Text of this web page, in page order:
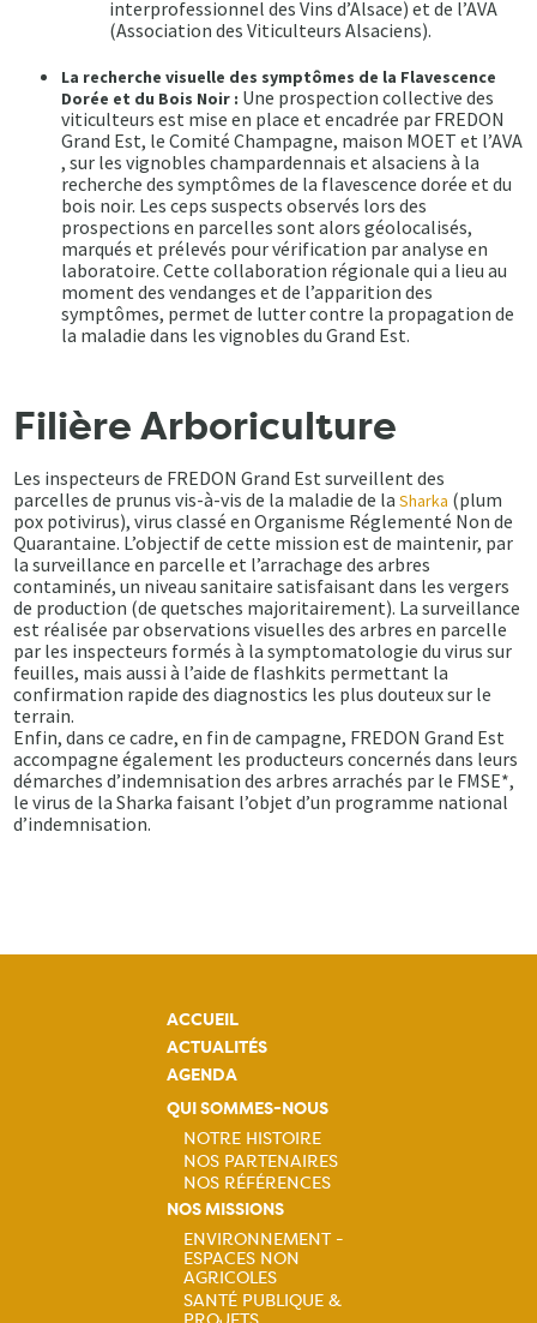
interprofessionnel des Vins d’Alsace) et de l’AVA
(Association des Viticulteurs Alsaciens).
La recherche visuelle des symptômes de la Flavescence
Dorée et du Bois Noir : Une prospection collective des
viticulteurs est mise en place et encadrée par FREDON
Grand Est, le Comité Champagne, maison MOET et l’AVA
, sur les vignobles champardennais et alsaciens à la
recherche des symptômes de la flavescence dorée et du
bois noir. Les ceps suspects observés lors des
prospections en parcelles sont alors géolocalisés,
marqués et prélevés pour vérification par analyse en
laboratoire. Cette collaboration régionale qui a lieu au
moment des vendanges et de l’apparition des
symptômes, permet de lutter contre la propagation de
la maladie dans les vignobles du Grand Est.
Filière Arboriculture
Les inspecteurs de FREDON Grand Est surveillent des
parcelles de prunus vis-à-vis de la maladie de laSharka (plum
pox potivirus), virus classé en Organisme Réglementé Non de
Quarantaine. L’objectif de cette mission est de maintenir, par
la surveillance en parcelle et l’arrachage des arbres
contaminés, un niveau sanitaire satisfaisant dans les vergers
de production (de quetsches majoritairement). La surveillance
est réalisée par observations visuelles des arbres en parcelle
par les inspecteurs formés à la symptomatologie du virus sur
feuilles, mais aussi à l’aide de flashkits permettant la
confirmation rapide des diagnostics les plus douteux sur le
terrain.
Enfin, dans ce cadre, en fin de campagne, FREDON Grand Est
accompagne également les producteurs concernés dans leurs
démarches d’indemnisation des arbres arrachés par le FMSE*,
le virus de la Sharka faisant l’objet d’un programme national
d’indemnisation.
ACCUEIL
ACTUALITÉS
AGENDA
QUI SOMMES-NOUS
Navigation
principale
NOTRE HISTOIRE
NOS PARTENAIRES
NOS RÉFÉRENCES
NOS MISSIONS
Navigation
ENVIRONNEMENT -
ESPACES NON
AGRICOLES
SANTÉ PUBLIQUE &